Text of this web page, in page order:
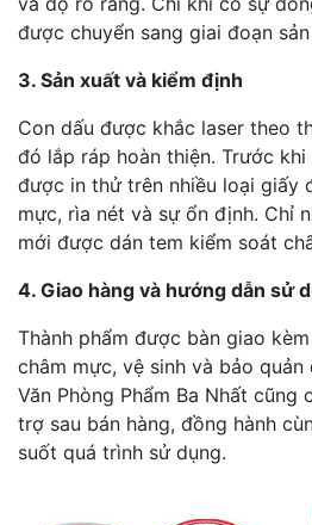
được chuyển sang giai đoạn
3. Sản xuất và kiểm định
Con dấu được khắc laser theo
đó lắp ráp hoàn thiện. Trước
được in thử trên nhiều loại giấy
mực, rìa nét và sự ổn định. Chỉ
mới được dán tem kiểm soát
4. Giao hàng và hướng dẫn sử
Thành phẩm được bàn giao
châm mực, vệ sinh và bảo
Văn Phòng Phẩm Ba Nhất cũng
trợ sau bán hàng, đồng hành
suốt quá trình sử dụng.